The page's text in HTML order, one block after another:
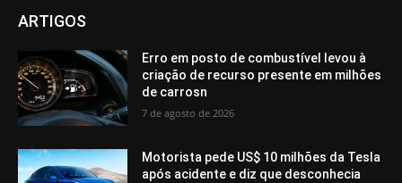
ARTIGOS
Erro em posto de combustível levou à
criação de recurso presente em milhões
de carrosn
7 de agosto de 2026
Motorista pede US$ 10 milhões da Tesla
após acidente e diz que desconhecia